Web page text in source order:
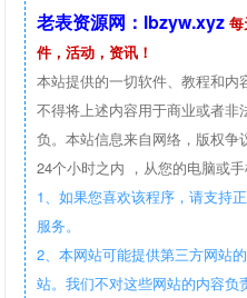
老表资源网：lbzyw.xyz
件，活动，资讯！
本站提供的一切软件、教程和内
不得将上述内容用于商业或者非
负。本站信息来自网络，版权
24个小时之内 ，从您的电脑或手
1、如果您喜欢该程序，请支持
服务。
2、本网站可能提供第三方网站
站。我们不对这些网站的内容负